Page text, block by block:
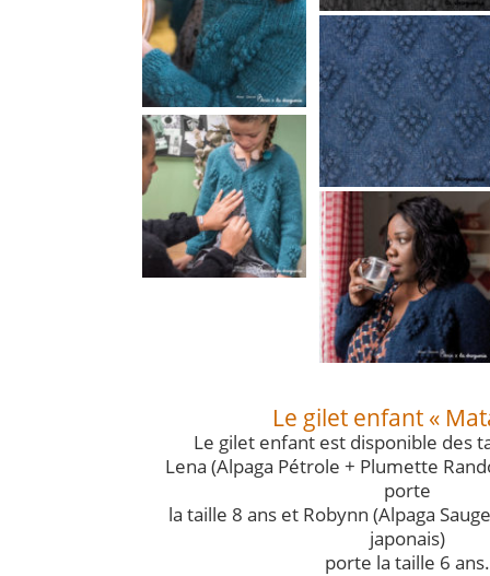
Le gilet enfant «
Le gilet enfant est disponible des
Lena (Alpaga Pétrole + Plumette
porte
la taille 8 ans et Robynn (Alpaga
japonais)
porte la taille 6 ans.